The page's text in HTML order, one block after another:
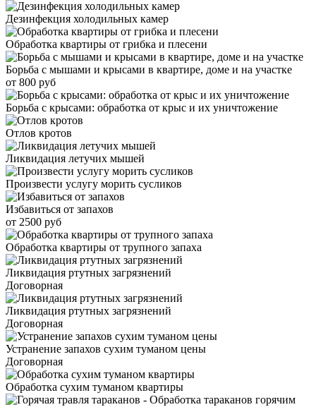
Дезинфекция холодильных камер
Обработка квартиры от грибка и плесени
Борьба с мышами и крысами в квартире, доме и на участке
от 800 руб
Борьба с крысами: обработка от крыс и их уничтожение
Отлов кротов
Ликвидация летучих мышей
Произвести услугу морить сусликов
Избавиться от запахов
от 2500 руб
Обработка квартиры от трупного запаха
Ликвидация ртутных загрязнений
Договорная
Ликвидация ртутных загрязнений
Договорная
Устранение запахов сухим туманом цены
Договорная
Обработка сухим туманом квартиры